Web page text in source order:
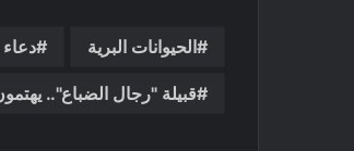
الحيوانات البرية
قبيلة "رجال الضباع"..